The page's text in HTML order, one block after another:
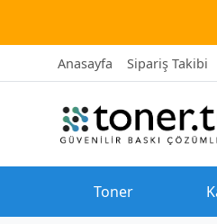
Anasayfa Sipariş Takibi
Toner